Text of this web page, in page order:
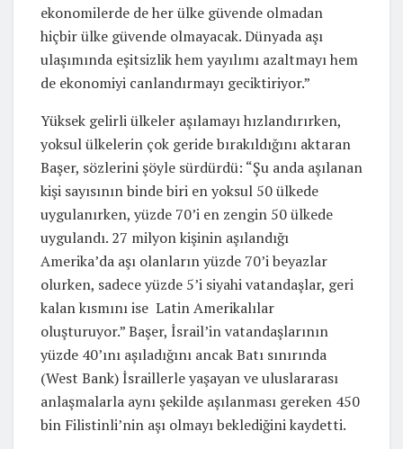
ekonomilerde de her ülke güvende olmadan
hiçbir ülke güvende olmayacak. Dünyada aşı
ulaşımında eşitsizlik hem yayılımı azaltmayı hem
de ekonomiyi canlandırmayı geciktiriyor.”
Yüksek gelirli ülkeler aşılamayı hızlandırırken,
yoksul ülkelerin çok geride bırakıldığını aktaran
Başer, sözlerini şöyle sürdürdü: “Şu anda aşılanan
kişi sayısının binde biri en yoksul 50 ülkede
uygulanırken, yüzde 70’i en zengin 50 ülkede
uygulandı. 27 milyon kişinin aşılandığı
Amerika’da aşı olanların yüzde 70’i beyazlar
olurken, sadece yüzde 5’i siyahi vatandaşlar, geri
kalan kısmını ise Latin Amerikalılar
oluşturuyor.” Başer, İsrail’in vatandaşlarının
yüzde 40’ını aşıladığını ancak Batı sınırında
(West Bank) İsraillerle yaşayan ve uluslararası
anlaşmalarla aynı şekilde aşılanması gereken 450
bin Filistinli’nin aşı olmayı beklediğini kaydetti.